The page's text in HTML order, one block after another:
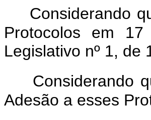
Considerando
Protocolos em
Legislativo nº 1, de
Considerando
Adesão a esses